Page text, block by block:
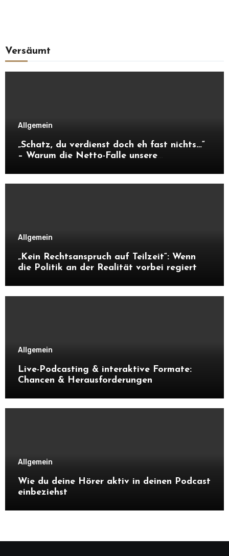
Versäumt
Allgemein
„Schatz, du verdienst doch eh fast nichts…“
– Warum die Netto-Falle unsere
Allgemein
„Kein Rechtsanspruch auf Teilzeit“: Wenn
die Politik an der Realität vorbei regiert
Allgemein
Live-Podcasting & interaktive Formate:
Chancen & Herausforderungen
Allgemein
Wie du deine Hörer aktiv in deinen Podcast
einbeziehst